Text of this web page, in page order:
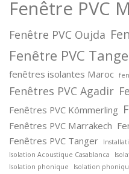
Fenêtre PVC
Fenêtre PVC Oujda
Fenêtre PVC
fenêtres isolantes Maroc
Fenêtres PVC Agadir
Fenêtres PVC Kömmerling
Fenêtres PVC Marrakech
Fenêtres PVC Tanger
Isolation Acoustique Casablanca
Isolation phonique
Isolation